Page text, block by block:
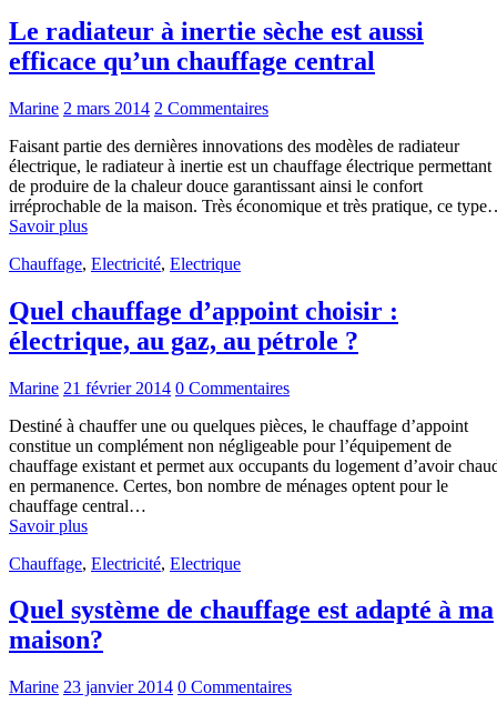
Le radiateur à inertie sèche est aussi
efficace qu’un chauffage central
Marine 2 mars 2014 2 Commentaires
Faisant partie des dernières innovations des modèles de radiateur
électrique, le radiateur à inertie est un chauffage électrique permettant
de produire de la chaleur douce garantissant ainsi le confort
irréprochable de la maison. Très économique et très pratique, ce
Savoir plus
Chauffage, Electricité, Electrique
Quel chauffage d’appoint choisir :
électrique, au gaz, au pétrole ?
Marine 21 février 2014 0 Commentaires
Destiné à chauffer une ou quelques pièces, le chauffage d’appoint
constitue un complément non négligeable pour l’équipement de
chauffage existant et permet aux occupants du logement d’avoir
en permanence. Certes, bon nombre de ménages optent pour le
chauffage central…
Savoir plus
Chauffage, Electricité, Electrique
Quel système de chauffage est adapté à ma
maison?
Marine 23 janvier 2014 0 Commentaires